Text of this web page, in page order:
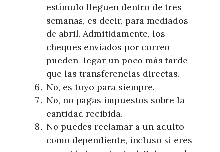
estímulo lleguen dentro de tres
semanas, es decir, para mediados
de abril. Admitidamente, los
cheques enviados por correo
pueden llegar un poco más tarde
que las transferencias directas.
No, es tuyo para siempre.
No, no pagas impuestos sobre la
cantidad recibida.
No puedes reclamar a un adulto
como dependiente, incluso si eres